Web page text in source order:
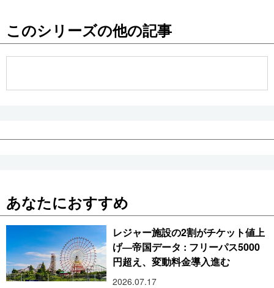
お知らせ
このシリーズの他の記事
あなたにおすすめ
レジャー施設の2割がチケット値上
げ―帝国データ : フリーパス5000
円超え、変動料金導入進む
2026.07.17